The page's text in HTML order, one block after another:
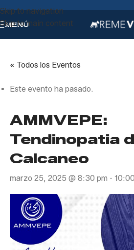
Skip to navigation
Skip to main content
MENÚ
« Todos los Eventos
Este evento ha pasado.
AMMVEPE:
Tendinopatia
Calcaneo
marzo 25, 2025 @ 8:30 pm -